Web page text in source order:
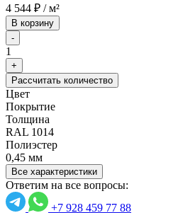
4 544 ₽ / м²
В корзину
-
1
+
Рассчитать количество
Цвет
Покрытие
Толщина
RAL 1014
Полиэстер
0,45 мм
Все характеристики
Ответим на все вопросы:
+7 928 459 77 88